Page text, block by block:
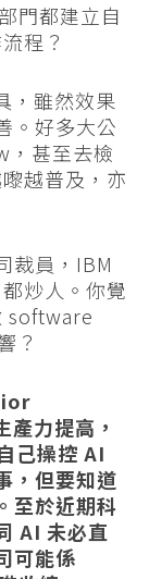
門都建立自
程？
，雖然效果
。好多大公
，甚至去檢
越普及，亦
裁員，IBM
炒人。你覺
software
？
力提高，
己操控 AI
，但要知道
至於近期科
AI 未必直
可能係